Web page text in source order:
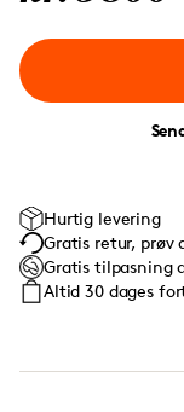
Hurtig levering
Gratis retur, prøv
Gratis tilpasning
Altid 30 dages